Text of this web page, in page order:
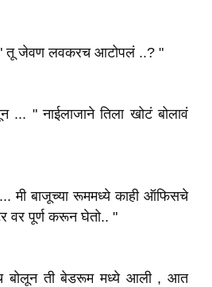
" तू जेवण लवकरच आटोपलं ..? "
" नाईलाजाने तिला खोटं बोलावं
मी बाजूच्या रूममध्ये काही ऑफिसचे
वर पूर्ण करून घेतो.. "
बोलून ती बेडरूम मध्ये आली , आत